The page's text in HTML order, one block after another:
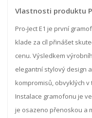
Vlastnosti produktu
Pro-Ject E1 je první
klade za cíl přinášet
cenu. Výsledkem
elegantní stylový design
kompromisů, obvyklých
Instalace gramofonu je
je osazeno přenoskou a